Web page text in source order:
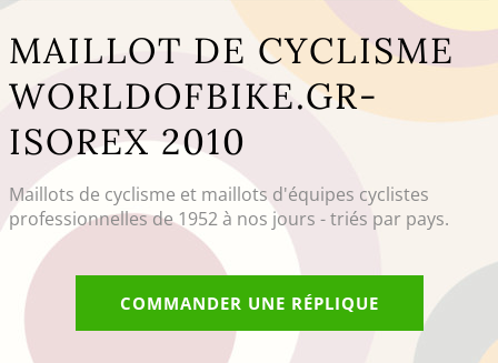
MAILLOT DE CYCLISME
WORLDOFBIKE.GR-
ISOREX 2010
Maillots de cyclisme et maillots d'équipes cyclistes
professionnelles de 1952 à nos jours - triés par pays.
COMMANDER UNE RÉPLIQUE